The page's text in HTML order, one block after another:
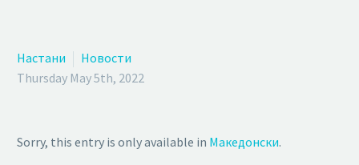
Настани
Новости
Thursday May 5th, 2022
Sorry, this entry is only available in Македонски.